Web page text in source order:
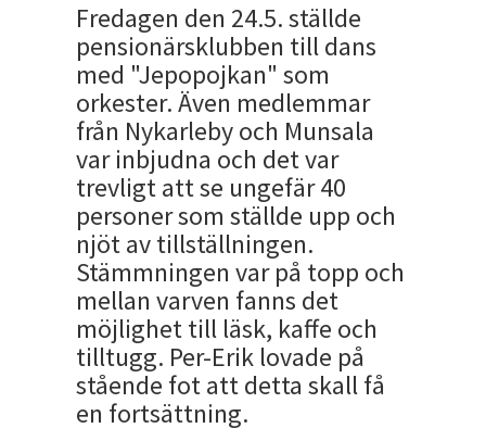
Fredagen den 24.5. ställde
pensionärsklubben till dans
med "Jepopojkan" som
orkester. Även medlemmar
från Nykarleby och Munsala
var inbjudna och det var
trevligt att se ungefär 40
personer som ställde upp och
njöt av tillställningen.
Stämmningen var på topp och
mellan varven fanns det
möjlighet till läsk, kaffe och
tilltugg. Per-Erik lovade på
stående fot att detta skall få
en fortsättning.